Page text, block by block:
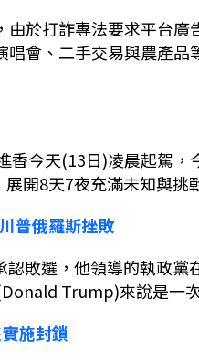
於打詐專法要求平台
唱會、二手交易與農產
香今天(13日)凌晨起駕，
展開8天7夜充滿未知與挑
普俄羅斯挫敗
認敗選，他領導的執政
Trump)來說是一
施封鎖